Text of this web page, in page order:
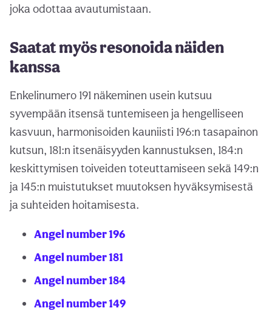
joka odottaa avautumistaan.
Saatat myös resonoida näiden
kanssa
Enkelinumero 191 näkeminen usein kutsuu
syvempään itsensä tuntemiseen ja hengelliseen
kasvuun, harmonisoiden kauniisti 196:n tasapainon
kutsun, 181:n itsenäisyyden kannustuksen, 184:n
keskittymisen toiveiden toteuttamiseen sekä 149:n
ja 145:n muistutukset muutoksen hyväksymisestä
ja suhteiden hoitamisesta.
Angel number 196
Angel number 181
Angel number 184
Angel number 149